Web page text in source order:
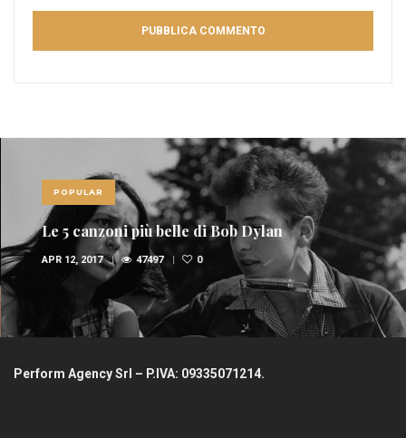
POPULAR
Le 5 canzoni più belle di Bob Dylan
APR 12, 2017 47497 0
Perform Agency Srl – P.IVA: 09335071214.